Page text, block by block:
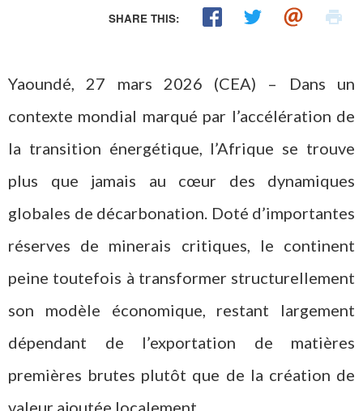
SHARE THIS:
Yaoundé, 27 mars 2026 (CEA) – Dans un
contexte mondial marqué par l’accélération de
la transition énergétique, l’Afrique se trouve
plus que jamais au cœur des dynamiques
globales de décarbonation. Doté d’importantes
réserves de minerais critiques, le continent
peine toutefois à transformer structurellement
son modèle économique, restant largement
dépendant de l’exportation de matières
premières brutes plutôt que de la création de
valeur ajoutée localement.